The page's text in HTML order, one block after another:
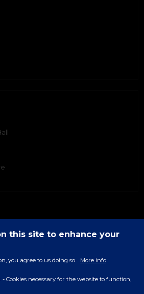
this site to enhance your
you agree to us doing so. More info
- Cookies necessary for the website to function,